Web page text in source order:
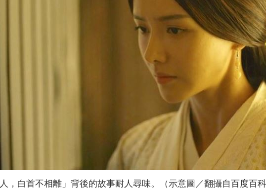
，白首不相離」背後的故事耐人尋味。（示意圖／翻攝自百度百科